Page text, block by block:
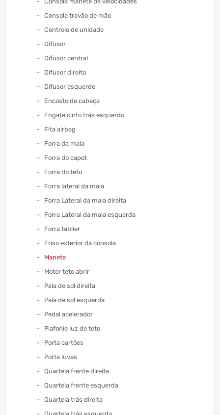
Consola travão de mão
Controlo de unidade
Difusor
Difusor central
Difusor direito
Difusor esquerdo
Encosto de cabeça
Engate cinto trás esquerdo
Fita airbag
Forra da mala
Forra do capot
Forra do teto
Forra lateral da mala
Forra Lateral da mala direita
Forra Lateral da mala esquerda
Forra tablier
Friso exterior da consola
Manete
Motor teto abrir
Pala de sol direita
Pala de sol esquerda
Pedal acelerador
Plafonie luz de teto
Porta cartões
Porta luvas
Quartela frente direita
Quartela frente esquerda
Quartela trás direita